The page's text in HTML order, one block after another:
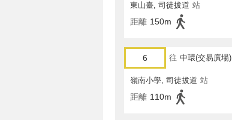
東山臺, 司徒拔道 站
距離 150m
6 往 中環(交易廣場)
嶺南小學, 司徒拔道 站
距離 110m